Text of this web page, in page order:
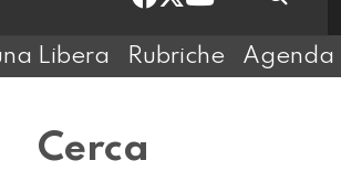
Libera Rubriche Agenda
Cerca